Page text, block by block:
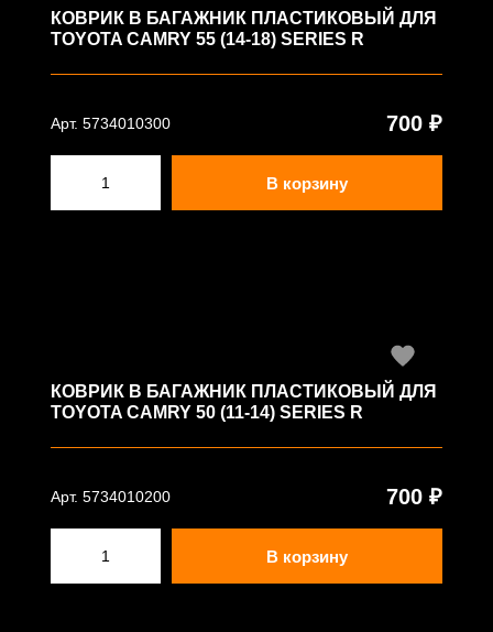
КОВРИК В БАГАЖНИК ПЛАСТИКОВЫЙ ДЛЯ
TOYOTA CAMRY 55 (14-18) SERIES R
Арт. 5734010300 700 ₽
В корзину
КОВРИК В БАГАЖНИК ПЛАСТИКОВЫЙ ДЛЯ
TOYOTA CAMRY 50 (11-14) SERIES R
Арт. 5734010200 700 ₽
В корзину